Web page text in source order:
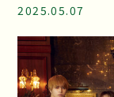
2025.05.07